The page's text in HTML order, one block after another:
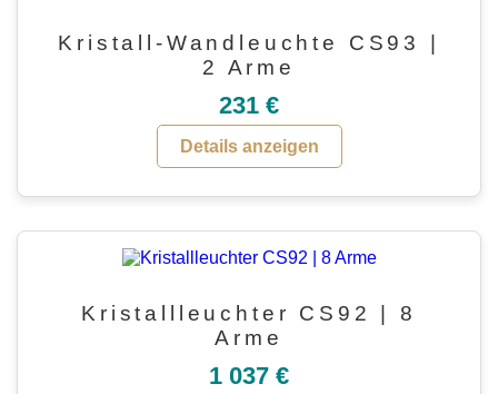
Kristall-Wandleuchte CS93 |
2 Arme
231 €
Details anzeigen
Kristallleuchter CS92 | 8
Arme
1 037 €